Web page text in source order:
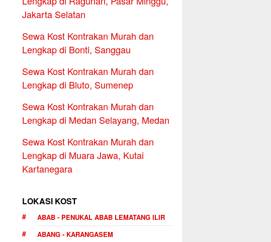
Jakarta Selatan
Sewa Kost Kontrakan Murah dan
Lengkap di Bonti, Sanggau
Sewa Kost Kontrakan Murah dan
Lengkap di Bluto, Sumenep
Sewa Kost Kontrakan Murah dan
Lengkap di Medan Selayang, Medan
Sewa Kost Kontrakan Murah dan
Lengkap di Muara Jawa, Kutai
Kartanegara
LOKASI KOST
ABAB - PENUKAL ABAB LEMATANG ILIR
ABANG - KARANGASEM